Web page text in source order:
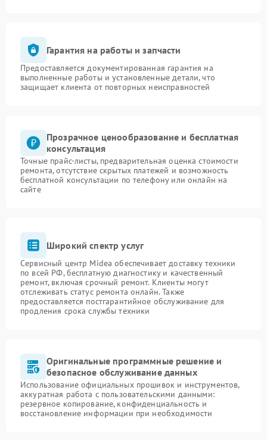
Гарантия на работы и запчасти
Предоставляется документированная гарантия на
выполненные работы и установленные детали, что
защищает клиента от повторных неисправностей
Прозрачное ценообразование и бесплатная
консультация
Точные прайс-листы, предварительная оценка стоимости
ремонта, отсутствие скрытых платежей и возможность
бесплатной консультации по телефону или онлайн на
сайте
Широкий спектр услуг
Сервисный центр Midea обеспечивает доставку техники
по всей РФ, бесплатную диагностику и качественный
ремонт, включая срочный ремонт. Клиенты могут
отслеживать статус ремонта онлайн. Также
предоставляется постгарантийное обслуживание для
продления срока службы техники
Оригинальные программные решение и
безопасное обслуживание данных
Использование официальных прошивок и инструментов,
аккуратная работа с пользовательскими данными:
резервное копирование, конфиденциальность и
восстановление информации при необходимости